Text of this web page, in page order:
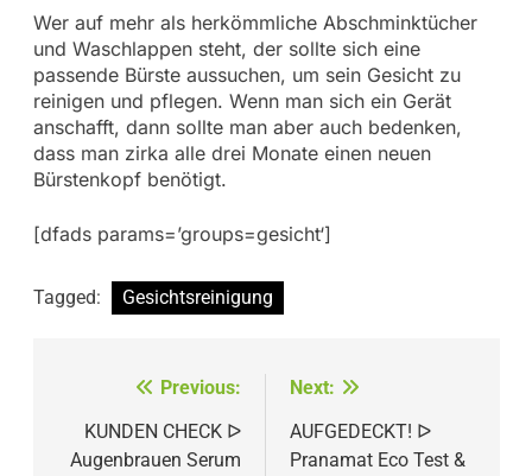
Wer auf mehr als herkömmliche Abschminktücher
und Waschlappen steht, der sollte sich eine
passende Bürste aussuchen, um sein Gesicht zu
reinigen und pflegen. Wenn man sich ein Gerät
anschafft, dann sollte man aber auch bedenken,
dass man zirka alle drei Monate einen neuen
Bürstenkopf benötigt.
[dfads params=’groups=gesicht‘]
Tagged: Gesichtsreinigung
Beitragsnavigation
Previous:
KUNDEN CHECK ᐅ
Augenbrauen Serum
Next:
AUFGEDECKT! ᐅ
Pranamat Eco Test &